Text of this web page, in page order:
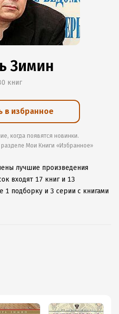
Зимин
книг
в избранное
когда появятся новинки.
Мои Книги «Избранное»
лучшие произведения
входят 17 книг и 13
1 подборку и 3 серии с книгами
с любимыми